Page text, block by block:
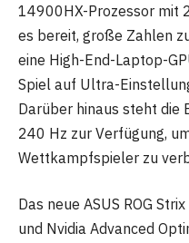
14900HX-Prozessor mit
es bereit, große Zahlen
eine High-End-Laptop-
Spiel auf Ultra-
Darüber hinaus steht die
240 Hz zur Verfügung,
Wettkampfspieler zu
Das neue ASUS ROG
und Nvidia Advanced